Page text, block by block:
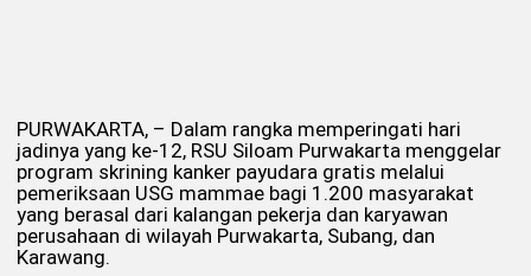
PURWAKARTA, – Dalam rangka memperingati hari
jadinya yang ke-12, RSU Siloam Purwakarta menggelar
program skrining kanker payudara gratis melalui
pemeriksaan USG mammae bagi 1.200 masyarakat
yang berasal dari kalangan pekerja dan karyawan
perusahaan di wilayah Purwakarta, Subang, dan
Karawang.